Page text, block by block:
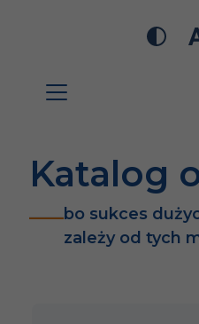
Katalog
bo sukces
zależy od tych